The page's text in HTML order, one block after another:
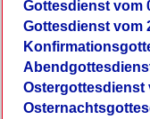
Gottesdienst vom
Gottesdienst vom
Ostergottesdienst